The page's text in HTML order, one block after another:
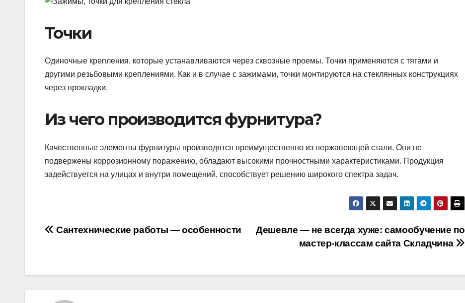
Точки
Одиночные крепления, которые устанавливаются через сквозные проемы. Точки применяются с тягами и
другими резьбовыми креплениями. Как и в случае с зажимами, точки монтируются на стеклянных конструкциях
через прокладки.
Из чего производится фурнитура?
Качественные элементы фурнитуры производятся преимущественно из нержавеющей стали. Они не
подвержены коррозионному поражению, обладают высокими прочностными характеристиками. Продукция
задействуется на улицах и внутри помещений, способствует решению широкого спектра задач.
Навигация
записям
Дешевле — не всегда хуже: самообучение по
мастер-классам сайта Складчина
Сантехнические работы — особенности